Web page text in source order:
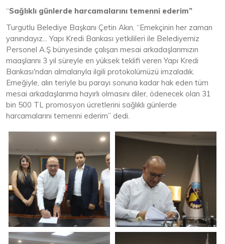
“Sağlıklı günlerde harcamalarını temenni ederim”
Turgutlu Belediye Başkanı Çetin Akın, “Emekçinin her zaman
yanındayız... Yapı Kredi Bankası yetkilileri ile Belediyemiz
Personel A.Ş bünyesinde çalışan mesai arkadaşlarımızın
maaşlarını 3 yıl süreyle en yüksek teklifi veren Yapı Kredi
Bankası'ndan almalarıyla ilgili protokolümüzü imzaladık.
Emeğiyle, alın teriyle bu parayı sonuna kadar hak eden tüm
mesai arkadaşlarıma hayırlı olmasını diler, ödenecek olan 31
bin 500 TL promosyon ücretlerini sağlıklı günlerde
harcamalarını temenni ederim” dedi.